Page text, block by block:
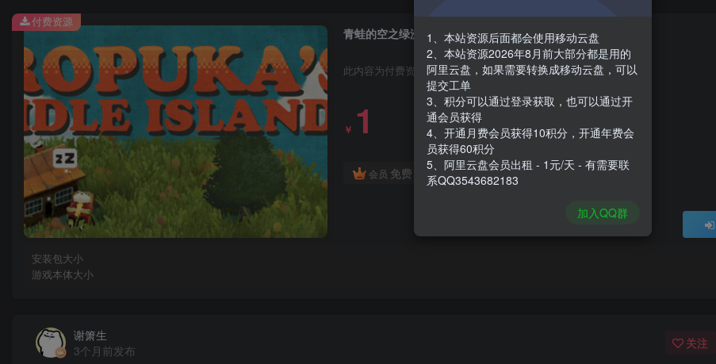
青蛙的空之绿洲|Ropukas Idle Island|1.18.0
此内容为付费资源，请付费后查看
￥ 1
会员 免费
安装包大小
游戏本体大小
付费资源
谢箫生
3个月前发布
关注
1、本站资源后面都会使用移动云盘
2、本站资源2026年8月前大部分都是用的
阿里云盘，如果需要转换成移动云盘，可以
提交工单
3、积分可以通过登录获取，也可以通过开
通会员获得
4、开通月费会员获得10积分，开通年费会
员获得60积分
5、阿里云盘会员出租 - 1元/天 - 有需要联
系QQ3543682183
加入QQ群